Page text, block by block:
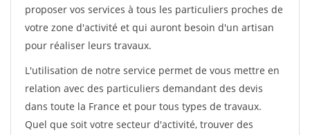
proposer vos services à tous les particuliers proches de
votre zone d'activité et qui auront besoin d'un artisan
pour réaliser leurs travaux.
L'utilisation de notre service permet de vous mettre en
relation avec des particuliers demandant des devis
dans toute la France et pour tous types de travaux.
Quel que soit votre secteur d'activité, trouver des